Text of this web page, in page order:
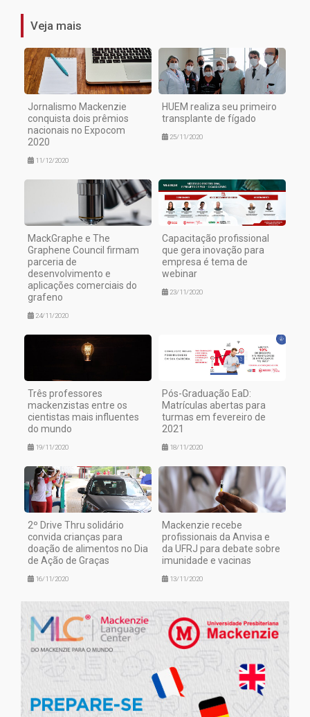
Veja mais
Jornalismo Mackenzie
conquista dois prêmios
nacionais no Expocom
2020
11/12/2020
HUEM realiza seu primeiro
transplante de fígado
25/11/2020
MackGraphe e The
Graphene Council firmam
parceria de
desenvolvimento e
aplicações comerciais do
grafeno
24/11/2020
Capacitação profissional
que gera inovação para
empresa é tema de
webinar
23/11/2020
Três professores
mackenzistas entre os
cientistas mais influentes
do mundo
19/11/2020
Pós-Graduação EaD:
Matrículas abertas para
turmas em fevereiro de
2021
18/11/2020
2º Drive Thru solidário
convida crianças para
doação de alimentos no Dia
de Ação de Graças
16/11/2020
Mackenzie recebe
profissionais da Anvisa e
da UFRJ para debate sobre
imunidade e vacinas
13/11/2020